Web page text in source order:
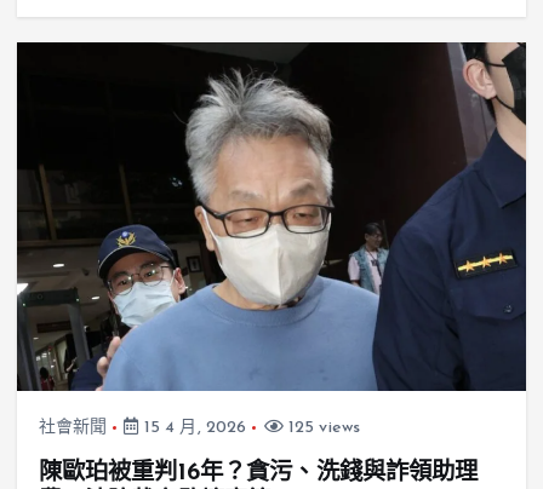
社會新聞 15 4 月, 2026 125 views
陳歐珀被重判16年？貪污、洗錢與詐領助理